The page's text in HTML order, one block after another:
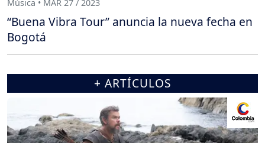
Música • MAR 27 / 2023
“Buena Vibra Tour” anuncia la nueva fecha en
Bogotá
+ ARTÍCULOS